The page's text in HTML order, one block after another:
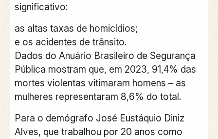
significativo:
as altas taxas de homicídios;
e os acidentes de trânsito.
Dados do Anuário Brasileiro de Segurança
Pública mostram que, em 2023, 91,4% das
mortes violentas vitimaram homens – as
mulheres representaram 8,6% do total.
Para o demógrafo José Eustáquio Diniz
Alves, que trabalhou por 20 anos como